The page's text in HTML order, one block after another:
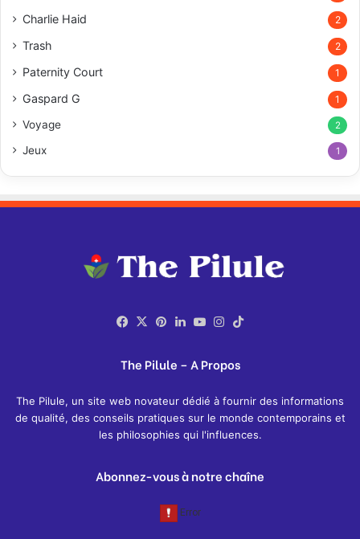
Charlie Haid 2
Trash 2
Paternity Court 1
Gaspard G 1
Voyage 2
Jeux 1
Facebook
X Pinterest
Linkedin
YouTubeInstagram
The Pilule – A Propos
The Pilule, un site web novateur dédié à fournir des informations
de qualité, des conseils pratiques sur le monde contemporains et
les philosophies qui l'influences.
Abonnez-vous à notre chaîne